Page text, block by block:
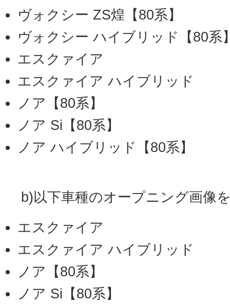
ヴォクシー ZS煌【80系】
ヴォクシー ハイブリッド【80系
エスクァイア
エスクァイア ハイブリッド
ノア【80系】
ノア Si【80系】
ノア ハイブリッド【80系】
b)以下車種のオープニング画像
エスクァイア
エスクァイア ハイブリッド
ノア【80系】
ノア Si【80系】